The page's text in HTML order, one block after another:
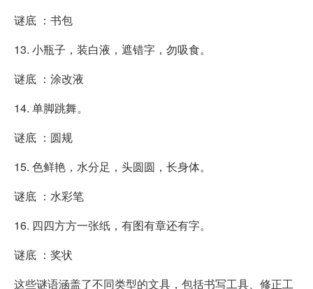
谜底 ：书包
13. 小瓶子，装白液，遮错字，勿吸食。
谜底 ：涂改液
14. 单脚跳舞。
谜底 ：圆规
15. 色鲜艳，水分足，头圆圆，长身体。
谜底 ：水彩笔
16. 四四方方一张纸，有图有章还有字。
谜底 ：奖状
这些谜语涵盖了不同类型的文具，包括书写工具、修正工